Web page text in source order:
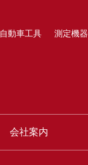
自動車工具 測定機器
会社案内